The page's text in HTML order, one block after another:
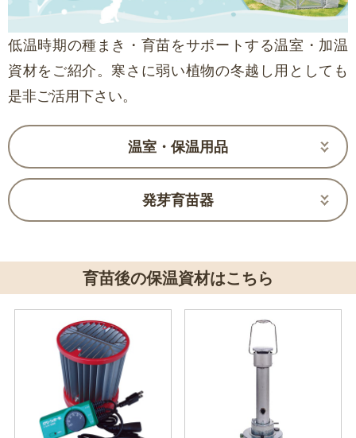
低温時期の種まき・育苗をサポートする温室・加温
資材をご紹介。寒さに弱い植物の冬越し用としても
是非ご活用下さい。
温室・保温用品
発芽育苗器
育苗後の保温資材はこちら